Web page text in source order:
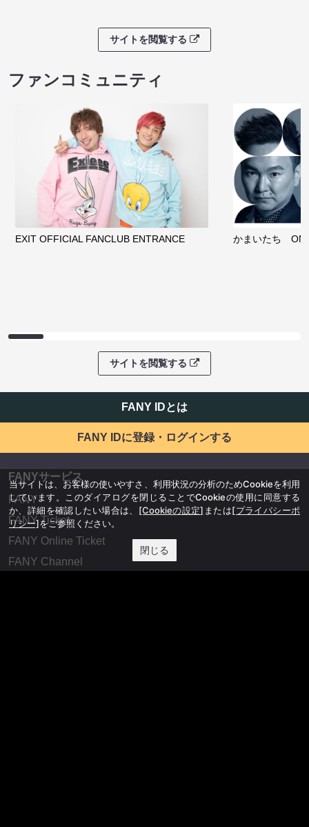
サイトを閲覧する
ファンコミュニティ
EXIT OFFICIAL FANCLUB ENTRANCE かまいたち
サイトを閲覧する
FANY IDとは
FANY IDに登録・ログインする
FANYサービス
FANY
FANY Ticket
FANY Online Ticket
FANY Channel
当サイトは、お客様の使いやすさ、利用状況の分析のためCookieを利用
しています。このダイアログを閉じることでCookieの使用に同意する
か、詳細を確認したい場合は、 [Cookieの設定] または[プライバシーポ
リシー]をご参照ください。
閉じる